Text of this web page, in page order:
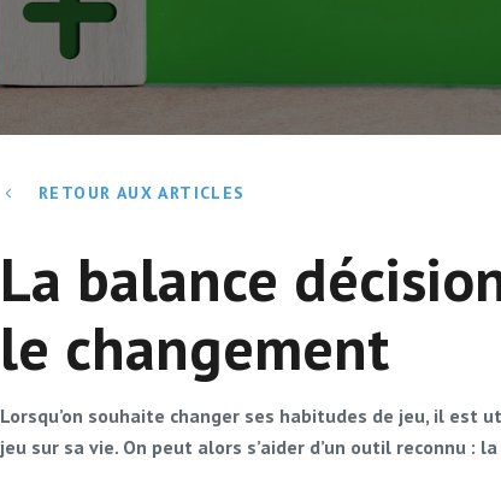
RETOUR AUX ARTICLES
La balance
le changement
Lorsqu’on souhaite changer ses habitudes de jeu, il
jeu sur sa vie. On peut alors s’aider d’un outil reconnu :